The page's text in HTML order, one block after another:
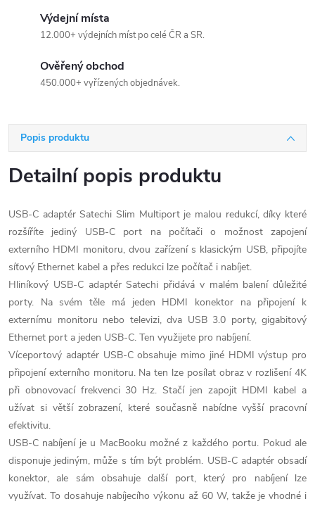
Výdejní místa
12.000+ výdejních míst po celé ČR a SR.
Ověřený obchod
450.000+ vyřízených objednávek.
Popis produktu
Detailní popis produktu
USB-C adaptér Satechi Slim Multiport je malou redukcí, díky které
rozšíříte jediný USB-C port na počítači o možnost zapojení
externího HDMI monitoru, dvou zařízení s klasickým USB, připojíte
síťový Ethernet kabel a přes redukci lze počítač i nabíjet.
Hliníkový USB-C adaptér Satechi přidává v malém balení důležité
porty. Na svém těle má jeden HDMI konektor na připojení k
externímu monitoru nebo televizi, dva USB 3.0 porty, gigabitový
Ethernet port a jeden USB-C. Ten využijete pro nabíjení.
Víceportový adaptér USB-C obsahuje mimo jiné HDMI výstup pro
připojení externího monitoru. Na ten lze posílat obraz v rozlišení 4K
při obnovovací frekvenci 30 Hz. Stačí jen zapojit HDMI kabel a
užívat si větší zobrazení, které současně nabídne vyšší pracovní
efektivitu.
USB-C nabíjení je u MacBooku možné z každého portu. Pokud ale
disponuje jediným, může s tím být problém. USB-C adaptér obsadí
konektor, ale sám obsahuje další port, který pro nabíjení lze
využívat. To dosahuje nabíjecího výkonu až 60 W, takže je vhodné i